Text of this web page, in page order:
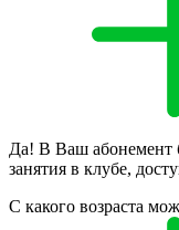
Да! В Ваш абонемент
занятия в клубе,
С какого возраста